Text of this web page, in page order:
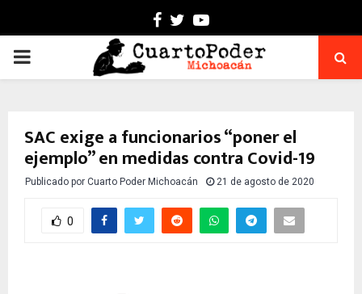
Facebook
TwitterYoutube
PRIMARY
SAC exige a funcionarios “poner el
ejemplo” en medidas contra Covid-19
Publicado por Cuarto Poder Michoacán 21 de agosto de 2020
0